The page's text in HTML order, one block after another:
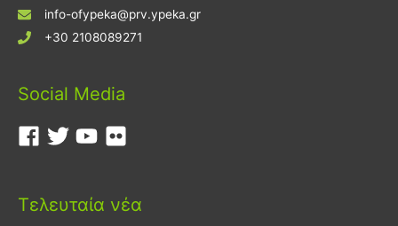
info-ofypeka@prv.ypeka.gr
+30 2108089271
Social Media
Τελευταία νέα